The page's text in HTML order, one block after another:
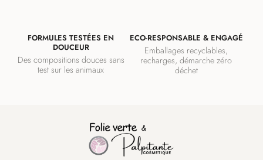
FORMULES TESTÉES EN
DOUCEUR
Des compositions douces sans
test sur les animaux
ECO-RESPONSABLE & ENGAGÉ
Emballages recyclables,
recharges, démarche zéro
déchet